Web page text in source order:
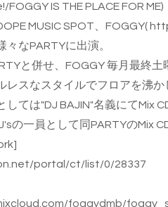
FOGGY IS THE PLACE FOR ME)
MUSIC SPOT、FOGGY(
々なPARTYに出演。
と併せ、FOGGY 毎月最終土
レスなスタイルでフロアを沸か
しては"DJ BAJIN"名義にてMix
の一員として同PARTYのMix
portal/ct/list/0/28337
foggydmb/